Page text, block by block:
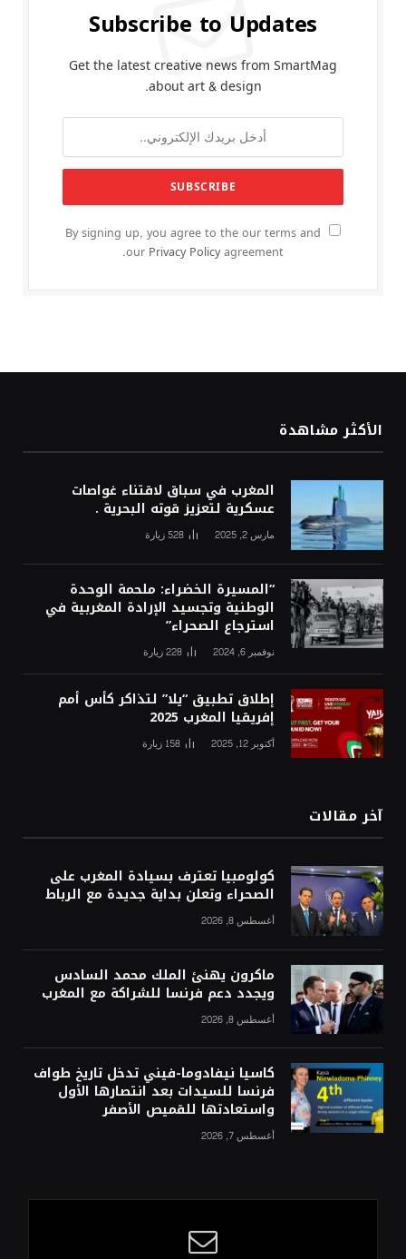
Subscribe to Updates
Get the latest creative news from SmartMag
about art & design.
By signing up, you agree to the our terms and
our Privacy Policyagreement.
الأكثر مشاهدة
المغرب في سباق لاقتناء غواصات
عسكرية لتعزيز قوته البحرية .
مارس 2, 2025 528 زيارة
“المسيرة الخضراء: ملحمة الوحدة
الوطنية وتجسيد الإرادة المغربية في
استرجاع الصحراء”
نوفمبر 6, 2024 228زيارة
إطلاق تطبيق “يلا” لتذاكر كأس أمم
إفريقيا المغرب 2025
أكتوبر 12, 2025 158 زيارة
آخر مقالات
كولومبيا تعترف بسيادة المغرب على
الصحراء وتعلن بداية جديدة مع الرباط
أغسطس 8, 2026
ماكرون يهنئ الملك محمد السادس
ويجدد دعم فرنسا للشراكة مع المغرب
أغسطس 8, 2026
كاسيا نيفادوما-فيني تدخل تاريخ طواف
فرنسا للسيدات بعد انتصارها الأول
واستعادتها للقميص الأصفر
أغسطس 7, 2026